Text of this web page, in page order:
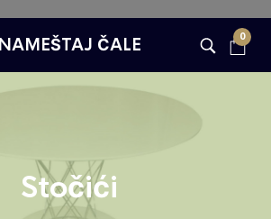
NAMEŠTAJ ČALE 0
Stočići